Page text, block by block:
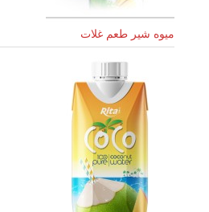
میوه شیر طعم غلات